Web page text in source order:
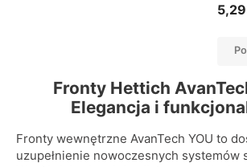
5,29
Fronty Hettich
Elegancja i
Fronty wewnętrzne AvanTech YOU to
uzupełnienie nowoczesnych systemów